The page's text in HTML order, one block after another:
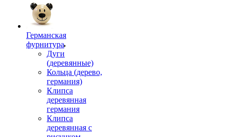
Германская
фурнитура
Дуги
(деревянные)
Кольца (дерево,
германия)
Клипса
деревянная
германия
Клипса
деревянная с